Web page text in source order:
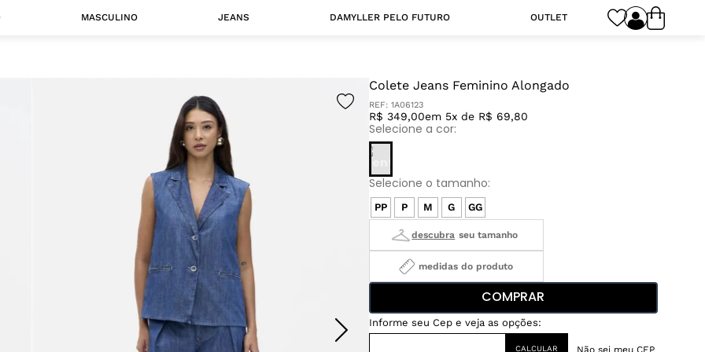
MASCULINO JEANS DAMYLLER PELO FUTURO OUTLET
Colete Jeans Feminino Alongado
REF: 1A06123
R$ 349,00em 5x de R$ 69,80
PP P M G GG
medidas do produto
COMPRAR
Não sei meu CEP